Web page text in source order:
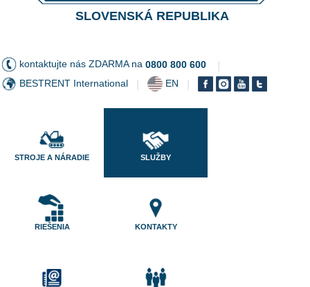
SLOVENSKÁ REPUBLIKA
kontaktujte nás ZDARMA na 0800 800 600
BESTRENT International EN
STROJE A NÁRADIE SLUŽBY
RIEŠENIA KONTAKTY